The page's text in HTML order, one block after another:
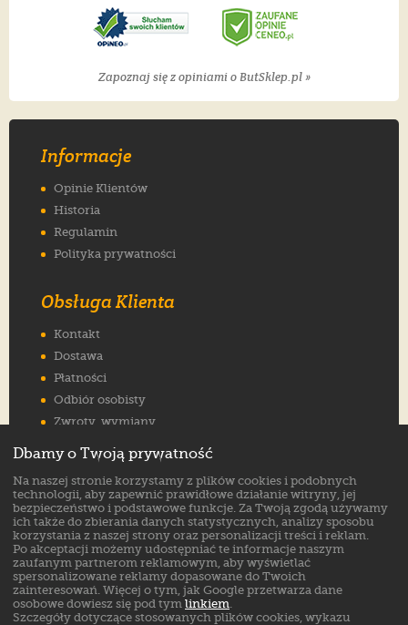
Zapoznaj się z opiniami o ButSklep.pl »
Informacje
Opinie Klientów
Historia
Regulamin
Polityka prywatności
Obsługa Klienta
Kontakt
Dostawa
Płatności
Odbiór osobisty
Zwroty, wymiany
Jak wybrać rozmiar
FAQ
Znajdź nas na:
Dbamy o Twoją prywatność
Na naszej stronie korzystamy z plików cookies i podobnych
technologii, aby zapewnić prawidłowe działanie witryny, jej
bezpieczeństwo i podstawowe funkcje. Za Twoją zgodą używamy
ich także do zbierania danych statystycznych, analizy sposobu
korzystania z naszej strony oraz personalizacji treści i reklam.
Po akceptacji możemy udostępniać te informacje naszym
zaufanym partnerom reklamowym, aby wyświetlać
spersonalizowane reklamy dopasowane do Twoich
zainteresowań. Więcej o tym, jak Google przetwarza dane
osobowe dowiesz się pod tym linkiem.
Szczegóły dotyczące stosowanych plików cookies, wykazu